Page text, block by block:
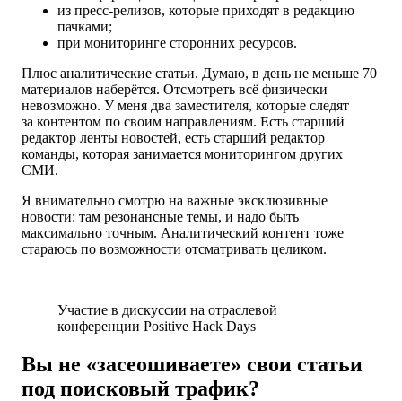
из пресс-релизов, которые приходят в редакцию
пачками;
при мониторинге сторонних ресурсов.
Плюс аналитические статьи. Думаю, в день не меньше 70
материалов наберётся. Отсмотреть всё физически
невозможно. У меня два заместителя, которые следят
за контентом по своим направлениям. Есть старший
редактор ленты новостей, есть старший редактор
команды, которая занимается мониторингом других
СМИ.
Я внимательно смотрю на важные эксклюзивные
новости: там резонансные темы, и надо быть
максимально точным. Аналитический контент тоже
стараюсь по возможности отсматривать целиком.
Участие в дискуссии на отраслевой
конференции Positive Hack Days
Вы не «засеошиваете» свои статьи
под поисковый трафик?